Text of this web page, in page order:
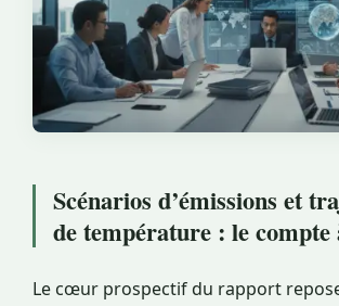
Scénarios d’émissions et
de température : le compte
Le cœur prospectif du rapport